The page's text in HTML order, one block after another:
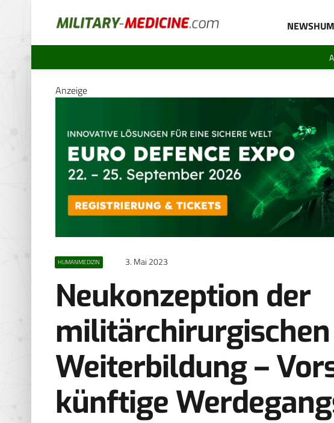
NEWS
Anzeige
HUMANMEDIZIN 3. Mai 2023
Neukonzeption der
militärchirurgischen
Weiterbildung –
künftige